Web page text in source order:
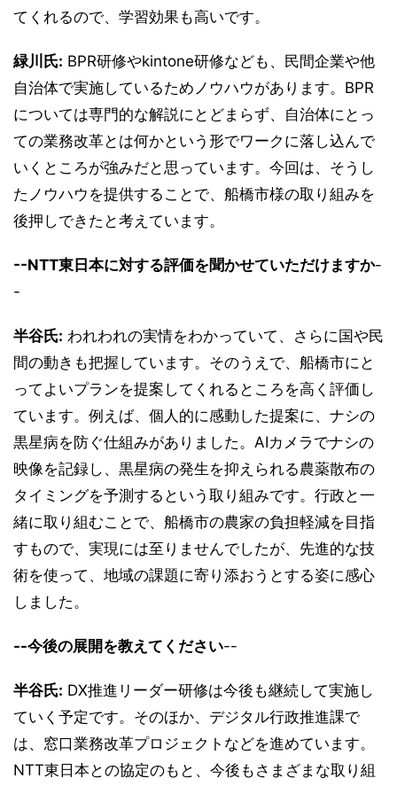
てくれるので、学習効果も高いです。
緑川氏: BPR研修やkintone研修なども、民間企業や他
自治体で実施しているためノウハウがあります。BPR
については専門的な解説にとどまらず、自治体にとっ
ての業務改革とは何かという形でワークに落し込んで
いくところが強みだと思っています。今回は、そうし
たノウハウを提供することで、船橋市様の取り組みを
後押しできたと考えています。
--NTT東日本に対する評価を聞かせていただけますか-
-
半谷氏: われわれの実情をわかっていて、さらに国や民
間の動きも把握しています。そのうえで、船橋市にと
ってよいプランを提案してくれるところを高く評価し
ています。例えば、個人的に感動した提案に、ナシの
黒星病を防ぐ仕組みがありました。AIカメラでナシの
映像を記録し、黒星病の発生を抑えられる農薬散布の
タイミングを予測するという取り組みです。行政と一
緒に取り組むことで、船橋市の農家の負担軽減を目指
すもので、実現には至りませんでしたが、先進的な技
術を使って、地域の課題に寄り添おうとする姿に感心
しました。
--今後の展開を教えてください--
半谷氏: DX推進リーダー研修は今後も継続して実施し
ていく予定です。そのほか、デジタル行政推進課で
は、窓口業務改革プロジェクトなどを進めています。
NTT東日本との協定のもと、今後もさまざまな取り組